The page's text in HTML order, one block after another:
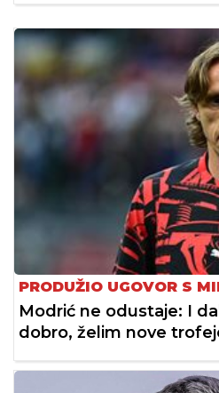
PRODUŽIO UGOVOR S
Modrić ne odustaje: I
dobro, želim nove